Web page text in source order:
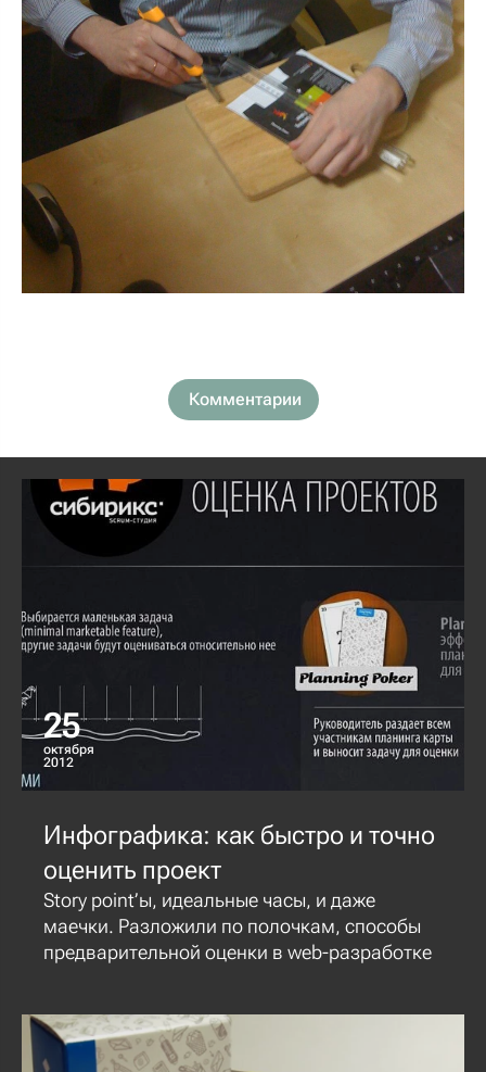
Комментарии
25
октября
2012
Инфографика: как быстро и точно
оценить проект
Story point’ы, идеальные часы, и даже
маечки. Разложили по полочкам, способы
предварительной оценки в web-разработке